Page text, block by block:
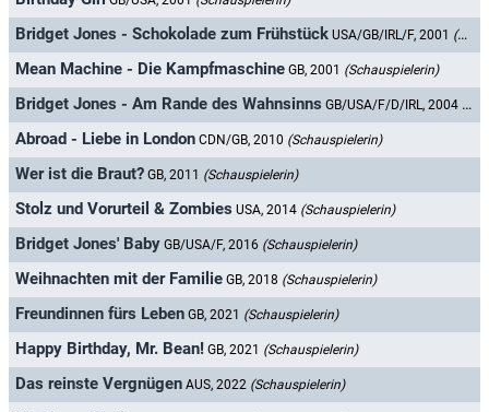
Bridget Jones - Schokolade zum Frühstück USA/GB/IRL/F, 2001 (Schauspielerin)
Mean Machine - Die Kampfmaschine GB, 2001 (Schauspielerin)
Bridget Jones - Am Rande des Wahnsinns GB/USA/F/D/IRL, 2004
Abroad - Liebe in London CDN/GB, 2010 (Schauspielerin)
Wer ist die Braut? GB, 2011 (Schauspielerin)
Stolz und Vorurteil & Zombies USA, 2014 (Schauspielerin)
Bridget Jones' Baby GB/USA/F, 2016 (Schauspielerin)
Weihnachten mit der Familie GB, 2018 (Schauspielerin)
Freundinnen fürs Leben GB, 2021 (Schauspielerin)
Happy Birthday, Mr. Bean! GB, 2021 (Schauspielerin)
Das reinste Vergnügen AUS, 2022 (Schauspielerin)